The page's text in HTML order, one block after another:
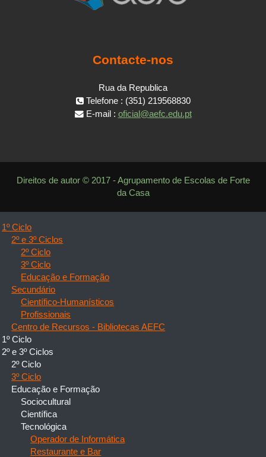
Contacte-nos
Rua da Republica
Telefone : (351) 219568830
E-mail : oficial@aefc.edu.pt
Direitos de autor © 2017 - Agrupamento de Escolas de Forte
da Casa
1º Ciclo
2º e 3º Ciclos
2º Ciclo
3º Ciclo
Educação e Formação
Secundário
Científico-Humanísticos
Profissionais
Centro de Recursos - Bibliotecas AEFC
1º Ciclo
2º e 3º Ciclos
2º Ciclo
3º Ciclo
Educação e Formação
Sociocultural
Científica
Tecnológica
Operador de Informática
Restaurante e Bar